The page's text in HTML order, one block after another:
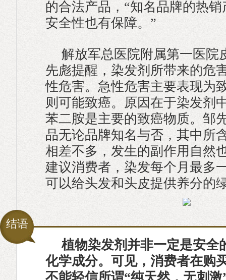
的合法产品，“知名品牌的热
安全性也有保障。”
解放军总医院附属第一医院
先彪提醒，染发剂所带来的危
性危害。急性危害主要表现为
则可能致癌。原因在于染发剂
苯二胺是主要的致癌物质。邹
品无论品牌知名与否，其中所
相差不多，发生的副作用自然
建议消费者，染发每个月最多
可以给头发和头皮提供养分的
结语
植物染发剂并非一定是安全
化学成分。可见，消费者在购